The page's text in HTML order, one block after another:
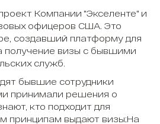
Компании "Экселенте" и
офицеров США. Это
создавший платформу для
получение визы с бывшими
служб.
бывшие сотрудники
принимали решения о
кто подходит для
принципам выдают визы;На